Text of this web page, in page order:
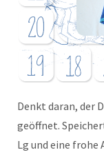
Denkt daran, der
geöffnet.
Lg und eine frohe